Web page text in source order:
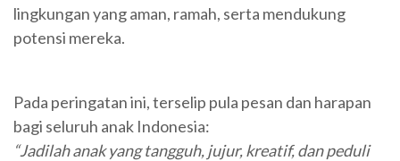
lingkungan yang aman, ramah, serta mendukung
potensi mereka.
Pada peringatan ini, terselip pula pesan dan harapan
bagi seluruh anak Indonesia:
“Jadilah anak yang tangguh, jujur, kreatif, dan peduli